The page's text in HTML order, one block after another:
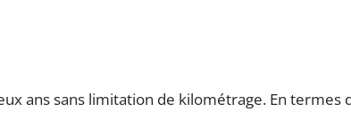
ans sans limitation de kilométrage. En